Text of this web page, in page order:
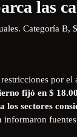
las
Categoría B,
por el
fijó en $
sectores
informaron